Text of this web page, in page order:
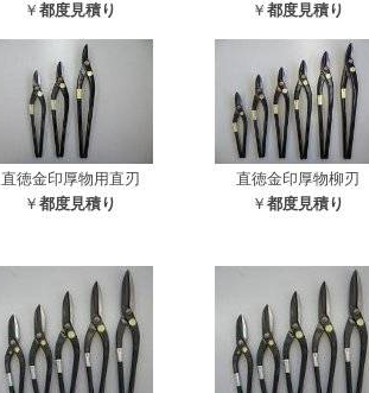
￥ 都度見積り
￥ 都度見積り
直徳金印厚物用直刃
￥ 都度見積り
直徳金印厚物柳刃
￥ 都度見積り